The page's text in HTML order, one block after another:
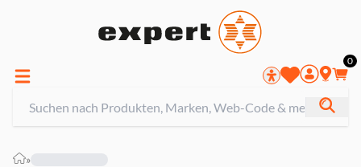
0
»